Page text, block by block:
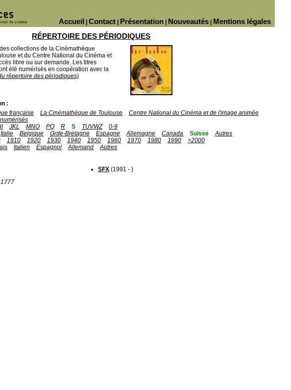
Mentions légales
Nouveautés
Présentation
Contact
Accueil
RÉPERTOIRE DES PÉRIODIQUES
collections de la Cinémathèque
et du Centre National du Cinéma et
libre ou sur demande. Les titres
été numérisés en coopération avec la
répertoire des périodiques)
:
française La Cinémathèque de Toulouse
Centre National du Cinéma et de l'image animée
JKL MNO PQ R S TUVWZ
0-9
Italie Belgique Grde-Bretagne Espagne Allemagne Canada Suisse
Autres
1910 1920 1930 1940 1950 1960 1970 1980 1990
>2000
Italien Espagnol Allemand
Autres
SFX (1991 - )